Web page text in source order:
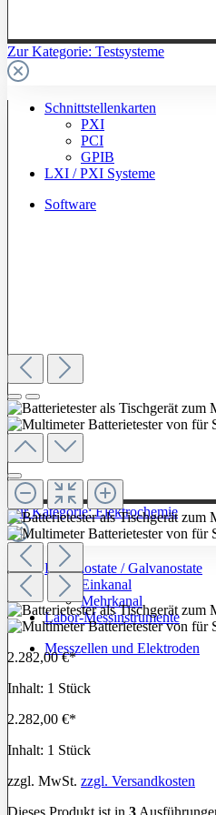
Zur Kategorie: Testsysteme
Schnittstellenkarten
PXI
PCI
GPIB
LXI / PXI Systeme
Software
Zur Kategorie: Elektrochemie
Potentiostate / Galvanostate
Einkanal
Mehrkanal
Labor-Messinstrumente
Messzellen und Elektroden
2.282,00 €*
Inhalt: 1 Stück
2.282,00 €*
Inhalt: 1 Stück
zzgl. MwSt. zzgl. Versandkosten
Dieses Produkt ist in 3